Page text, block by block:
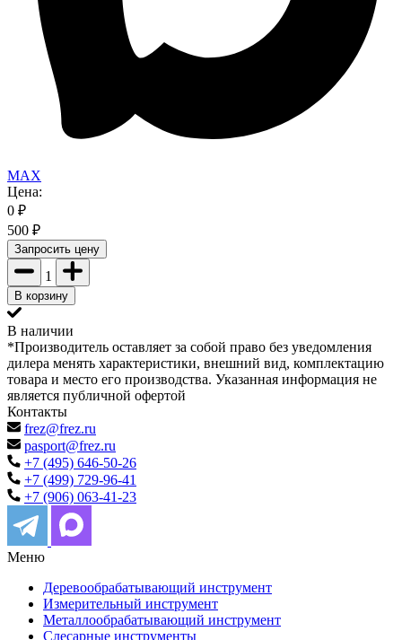
MAX
Цена:
0 ₽
500 ₽
Запросить цену
1
В корзину
В наличии
*Производитель оставляет за собой право без уведомления
дилера менять характеристики, внешний вид, комплектацию
товара и место его производства. Указанная информация не
является публичной офертой
Контакты
frez@frez.ru
pasport@frez.ru
+7 (495) 646-50-26
+7 (499) 729-96-41
+7 (906) 063-41-23
Меню
Деревообрабатывающий инструмент
Измерительный инструмент
Металлообрабатывающий инструмент
Слесарные инструменты